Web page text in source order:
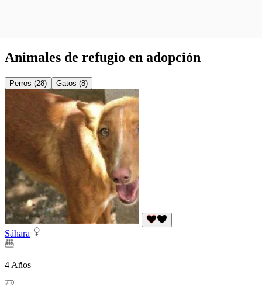
Animales de refugio en adopción
Perros (28) Gatos (8)
Sáhara
4 Años